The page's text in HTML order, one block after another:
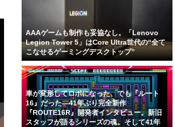
AAAゲームも制作も妥協なし。「Lenovo
Legion Tower 5」はCore Ultra世代の“全て
こなせるゲーミングデスクトップ”
車が変形してロボになった、でも『ルート
16』だった―41年ぶり完全新作
『ROUTE16R』開発者インタビュー。新旧
スタッフが語るシリーズの魂。そして41年